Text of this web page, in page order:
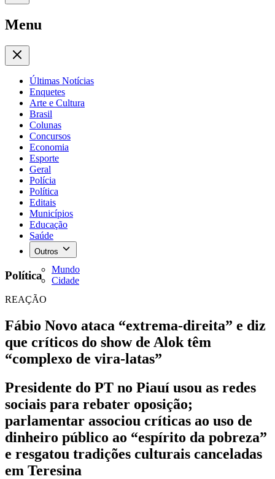
Menu
Últimas Notícias
Enquetes
Arte e Cultura
Brasil
Colunas
Concursos
Economia
Esporte
Geral
Polícia
Política
Editais
Municípios
Educação
Saúde
Outros
Mundo
Cidade
Política
REAÇÃO
Fábio Novo ataca “extrema-direita” e diz
que críticos do show de Alok têm
“complexo de vira-latas”
Presidente do PT no Piauí usou as redes
sociais para rebater oposição;
parlamentar associou críticas ao uso de
dinheiro público ao “espírito da pobreza”
e resgatou tradições culturais canceladas
em Teresina